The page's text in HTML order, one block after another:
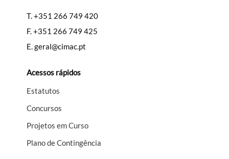
T.+351 266 749 420
F.+351 266 749 425
E.geral@cimac.pt
Acessos rápidos
Estatutos
Concursos
Projetos em Curso
Plano de Contingência